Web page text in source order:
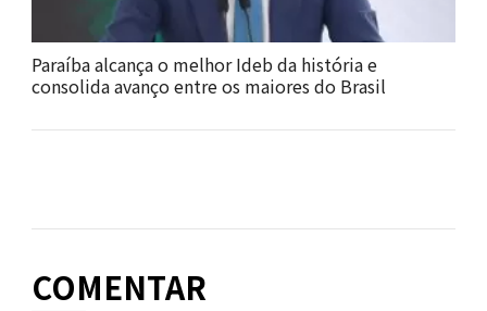
Paraíba alcança o melhor Ideb da história e
consolida avanço entre os maiores do Brasil
COMENTAR